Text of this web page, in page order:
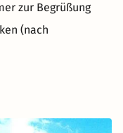
zur Begrüßung
(nach